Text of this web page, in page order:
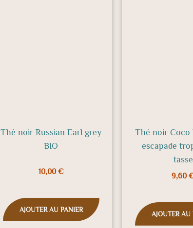
Thé noir Russian Earl grey
BIO
10,00€
AJOUTER AU PANIER
Thé noir Coco
escapade
tasse
9,60
AJOUTER AU